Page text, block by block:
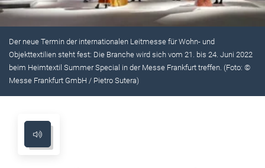
Der neue Termin der internationalen Leitmesse für Wohn- und
Objekttextilien steht fest: Die Branche wird sich vom 21. bis 24. Juni 2022
beim Heimtextil Summer Special in der Messe Frankfurt treffen. (Foto: ©
Messe Frankfurt GmbH / Pietro Sutera)